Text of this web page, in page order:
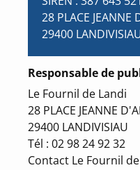
28 PLACE JEANNE
29400
Responsable de
Le Fournil de Landi
28 PLACE JEANNE
29400 LANDIVISIAU
Tél : 02 98 24 92 32
Contact Le Fournil